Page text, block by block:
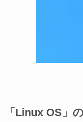
「Linux OS」